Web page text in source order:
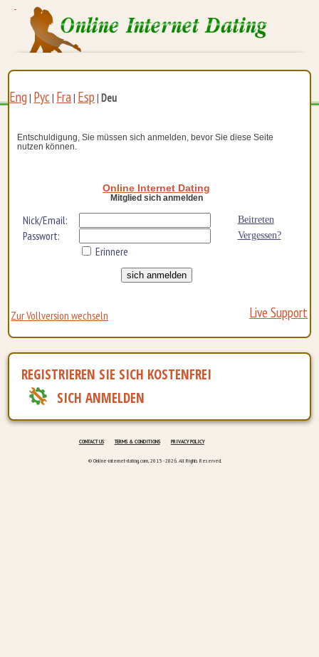
Eng| Рус| Fra| Esp |Deu
Entschuldigung, Sie müssen sich anmelden, bevor Sie diese Seite
nutzen können.
Online Internet Dating
Mitglied sich anmelden
Nick/Email: Beitreten
Passwort: Vergessen?
Erinnere
Zur Vollversion wechseln Live Support
REGISTRIEREN SIE SICH KOSTENFREI
SICH ANMELDEN
CONTACT US TERMS & CONDITIONS PRIVACY POLICY
© Online-internet-dating.com, 2015 - 2026. All Rights Reserved.